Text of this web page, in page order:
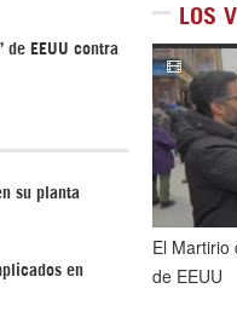
de EEUU contra
su planta
en
LOS
El Martirio
de EEUU